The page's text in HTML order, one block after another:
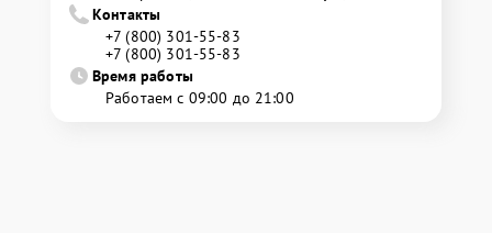
Контакты
+7 (800) 301-55-83
+7 (800) 301-55-83
Время работы
Работаем с 09:00 до 21:00